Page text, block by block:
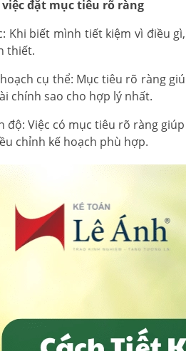
đặt mục tiêu rõ ràng
Khi biết mình tiết kiệm vì điều
thiết.
cụ thể: Mục tiêu rõ ràng
chính sao cho hợp lý nhất.
độ: Việc có mục tiêu rõ ràng
chỉnh kế hoạch phù hợp.